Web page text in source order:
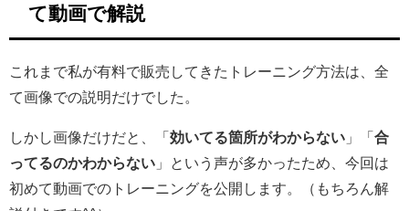
て動画で解説
これまで私が有料で販売してきたトレーニング方法は、全
て画像での説明だけでした。
しかし画像だけだと、「 効いてる箇所がわからない 」「 合
ってるのかわからない 」という声が多かったため、今回は
初めて動画でのトレーニングを公開します。（もちろん解